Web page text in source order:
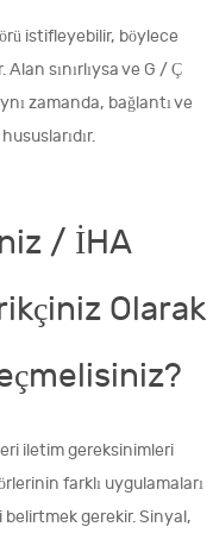
istifleyebilir, böylece
sınırlıysa ve G / Ç
zamanda, bağlantı ve
/ İHA
Olarak
iletim gereksinimleri
farklı uygulamaları
belirtmek gerekir. Sinyal,